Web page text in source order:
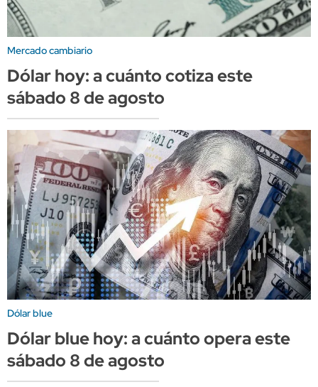
Mercado cambiario
Dólar hoy: a cuánto cotiza este
sábado 8 de agosto
Dólar blue
Dólar blue hoy: a cuánto opera este
sábado 8 de agosto